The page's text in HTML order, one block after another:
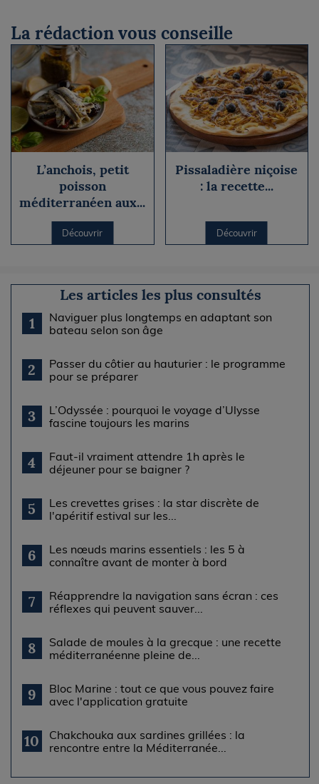
La rédaction vous conseille
L’anchois, petit
poisson
méditerranéen aux...
Découvrir
Pissaladière niçoise
: la recette...
Découvrir
Les articles les plus consultés
1
Naviguer plus longtemps en adaptant son
bateau selon son âge
2
Passer du côtier au hauturier : le programme
pour se préparer
3
L’Odyssée : pourquoi le voyage d’Ulysse
fascine toujours les marins
4
Faut-il vraiment attendre 1h après le
déjeuner pour se baigner ?
5
Les crevettes grises : la star discrète de
l'apéritif estival sur les...
6
Les nœuds marins essentiels : les 5 à
connaître avant de monter à bord
7
Réapprendre la navigation sans écran : ces
réflexes qui peuvent sauver...
8
Salade de moules à la grecque : une recette
méditerranéenne pleine de...
9
Bloc Marine : tout ce que vous pouvez faire
avec l'application gratuite
10
Chakchouka aux sardines grillées : la
rencontre entre la Méditerranée...